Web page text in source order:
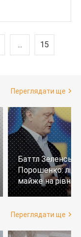
... 15
Переглядати ще
Баттл
Порошенко:
майже на
тих, хто не
Переглядати ще